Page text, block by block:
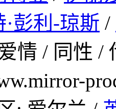
彭利-琼斯 /
情 / 同性 /